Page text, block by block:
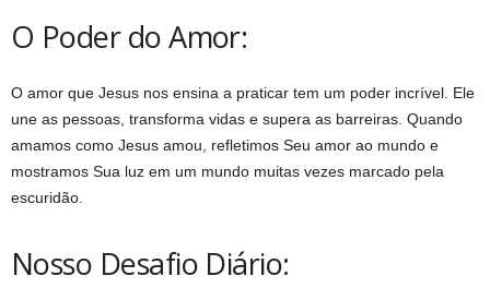
O Poder do Amor:
O amor que Jesus nos ensina a praticar tem um poder incrível. Ele
une as pessoas, transforma vidas e supera as barreiras. Quando
amamos como Jesus amou, refletimos Seu amor ao mundo e
mostramos Sua luz em um mundo muitas vezes marcado pela
escuridão.
Nosso Desafio Diário: